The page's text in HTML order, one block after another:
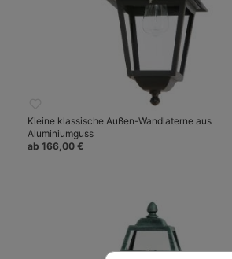
Kleine klassische Außen-Wandlaterne aus
Aluminiumguss
ab 166,00 €